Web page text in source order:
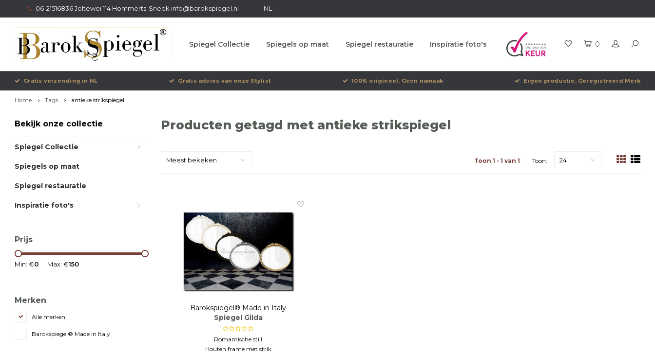
06-21516836 Jeltewei 114 Hommerts-Sneek info@barokspiegel.nl NL
Spiegel Collectie Spiegels op maat Spiegel restauratie Inspiratie foto's 0
Gratis verzending in NL Gratis advies van onze Stylist 100% origineel, Géén namaak Eigen productie, Geregistreerd Merk
Home Tags antieke strikspiegel
Bekijk onze collectie
Spiegel Collectie
Spiegels op maat
Spiegel restauratie
Inspiratie foto's
Prijs
Min: €0 Max: €150
Merken
Alle merken
Barokspiegel® Made in Italy
Producten getagd met antieke strikspiegel
Meest bekeken Toon 1 - 1 van 1 Toon: 24
Barokspiegel® Made in Italy
Spiegel Gilda
Romantische stijl
Houten frame met strik